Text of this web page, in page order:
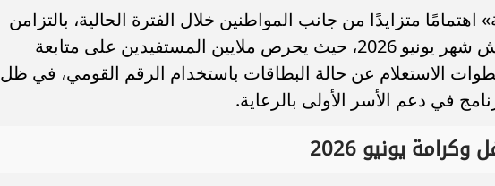
متزايدًا من جانب المواطنين خلال الفترة الحالية، بالتزامن
مع اقتراب موعد صرف معاش شهر يونيو 2026، حيث يحرص ملايين المستفيدين على متابعة
الاستعلام عن حالة البطاقات باستخدام الرقم القومي، في ظل
في دعم الأسر الأولى بالرعاية.
يونيو 2026
التصميم والمواصفات